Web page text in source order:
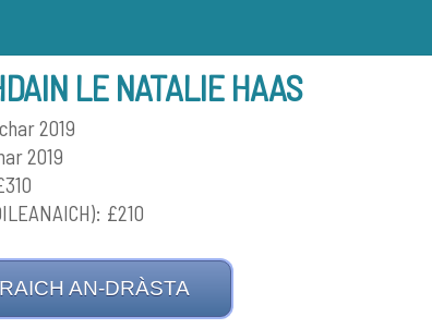
LE NATALIE HAAS
2019
2019
£210
AN-DRÀSTA